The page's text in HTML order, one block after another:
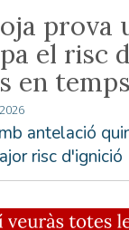
prova
el risc
en
antelació
risc d'ignició